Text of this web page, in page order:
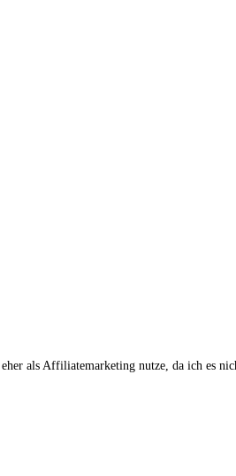
als Affiliatemarketing nutze, da ich es